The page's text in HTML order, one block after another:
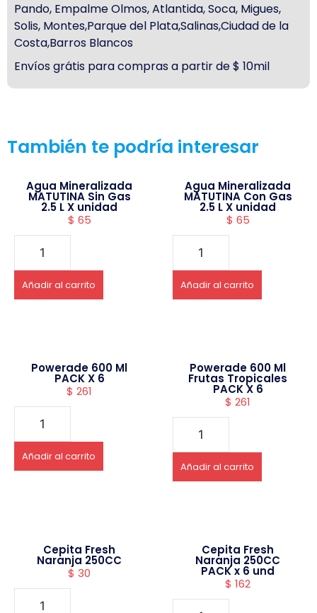
Pando, Empalme Olmos, Atlantida, Soca, Migues,
Solis, Montes,Parque del Plata,Salinas,Ciudad de la
Costa,Barros Blancos
Envíos grátis para compras a partir de $ 10mil
También te podría interesar
Agua Mineralizada
MATUTINA Sin Gas
2.5 L X unidad
$ 65
Añadir al carrito
Agua Mineralizada
MATUTINA Con Gas
2.5 L X unidad
$ 65
Añadir al carrito
Powerade 600 Ml
PACK X 6
$ 261
Añadir al carrito
Powerade 600 Ml
Frutas Tropicales
PACK X 6
$ 261
Añadir al carrito
Cepita Fresh
Naranja 250CC
$ 30
Cepita Fresh
Naranja 250CC
PACK x 6 und
$ 162